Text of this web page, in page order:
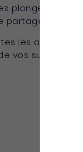
plongées
autour
les activités à
vos surprises !